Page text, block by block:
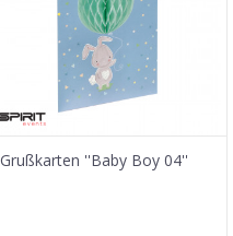
Grußkarten ''Baby Boy 04''